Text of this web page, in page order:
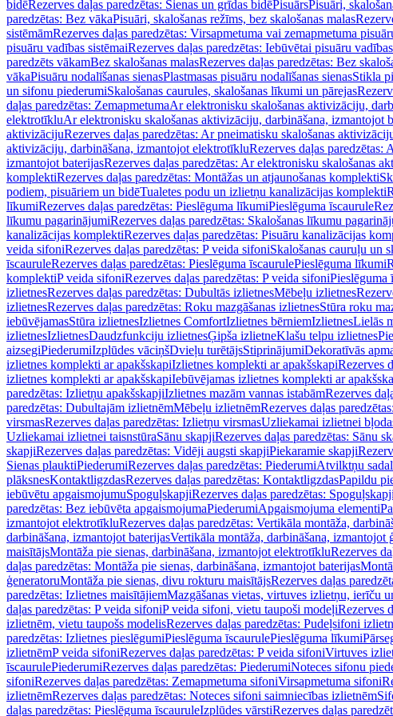
bidēRezerves daļas paredzētas: Sienas un grīdas bidēPisuārsPisuāri,
paredzētas: Bez vākaPisuāri, skalošanas režīms, bez skalošanas malas
sistēmāmRezerves daļas paredzētas: Virsapmetuma vai zemapmetuma
pisuāru vadības sistēmaiRezerves daļas paredzētas: Iebūvētai pisuāru
paredzēts vākamBez skalošanas malasRezerves daļas paredzētas: Bez
vākaPisuāru nodalīšanas sienasPlastmasas pisuāru nodalīšanas sienasStikla
un sifonu piederumiSkalošanas caurules, skalošanas līkumi un pārejas
daļas paredzētas: ZemapmetumaAr elektronisku skalošanas aktivizāciju,
elektrotīkluAr elektronisku skalošanas aktivizāciju, darbināšana, izmantojot
aktivizācijuRezerves daļas paredzētas: Ar pneimatisku skalošanas
aktivizāciju, darbināšana, izmantojot elektrotīkluRezerves daļas
izmantojot baterijasRezerves daļas paredzētas: Ar elektronisku skalošanas
komplektiRezerves daļas paredzētas: Montāžas un atjaunošanas komplekti
podiem, pisuāriem un bidēTualetes podu un izlietņu kanalizācijas komplekti
līkumiRezerves daļas paredzētas: Pieslēguma līkumiPieslēguma īscaurule
līkumu pagarinājumiRezerves daļas paredzētas: Skalošanas līkumu
kanalizācijas komplektiRezerves daļas paredzētas: Pisuāru kanalizācijas
veida sifoniRezerves daļas paredzētas: P veida sifoniSkalošanas cauruļu un
īscauruleRezerves daļas paredzētas: Pieslēguma īscaurulePieslēguma līkumi
komplektiP veida sifoniRezerves daļas paredzētas: P veida sifoniPieslēguma
izlietnesRezerves daļas paredzētas: Dubultās izlietnesMēbeļu izlietnes
izlietnesRezerves daļas paredzētas: Roku mazgāšanas izlietnesStūra roku
iebūvējamasStūra izlietnesIzlietnes ComfortIzlietnes bērniemIzlietnesLielās
izlietnesIzlietnesDaudzfunkciju izlietnesĢipša izlietneKlašu telpu izlietnes
aizsegiPiederumiIzplūdes vāciņšDvieļu turētājsStiprinājumiDekoratīvās
izlietnes komplekti ar apakšskapiIzlietnes komplekti ar apakšskapiRezerves
izlietnes komplekti ar apakšskapiIebūvējamas izlietnes komplekti ar
paredzētas: Izlietņu apakšskapjiIzlietnes mazām vannas istabāmRezerves
paredzētas: Dubultajām izlietnēmMēbeļu izlietnēmRezerves daļas
virsmasRezerves daļas paredzētas: Izlietņu virsmasUzliekamai izlietnei
Uzliekamai izlietnei taisnstūraSānu skapjiRezerves daļas paredzētas: Sānu
skapjiRezerves daļas paredzētas: Vidēji augsti skapjiPiekaramie skapji
Sienas plauktiPiederumiRezerves daļas paredzētas: PiederumiAtvilktņu
plāksnesKontaktligzdasRezerves daļas paredzētas: KontaktligzdasPapildu
iebūvētu apgaismojumuSpoguļskapjiRezerves daļas paredzētas: Spoguļskapji
paredzētas: Bez iebūvēta apgaismojumaPiederumiApgaismojuma elementi
izmantojot elektrotīkluRezerves daļas paredzētas: Vertikāla montāža,
darbināšana, izmantojot baterijasVertikāla montāža, darbināšana, izmantojot
maisītājsMontāža pie sienas, darbināšana, izmantojot elektrotīkluRezerves
daļas paredzētas: Montāža pie sienas, darbināšana, izmantojot baterijas
ģeneratoruMontāža pie sienas, divu rokturu maisītājsRezerves daļas
paredzētas: Izlietnes maisītājiemMazgāšanas vietas, virtuves izlietņu, ierīču
daļas paredzētas: P veida sifoniP veida sifoni, vietu taupoši modeļiRezerves
izlietnēm, vietu taupošs modelisRezerves daļas paredzētas: Pudeļsifoni
paredzētas: Izlietnes pieslēgumiPieslēguma īscaurulePieslēguma līkumi
izlietnēmP veida sifoniRezerves daļas paredzētas: P veida sifoniVirtuves
īscaurulePiederumiRezerves daļas paredzētas: PiederumiNoteces sifonu
sifoniRezerves daļas paredzētas: Zemapmetuma sifoniVirsapmetuma sifoni
izlietnēmRezerves daļas paredzētas: Noteces sifoni saimniecības izlietnēm
daļas paredzētas: Pieslēguma īscauruleIzplūdes vārstiRezerves daļas